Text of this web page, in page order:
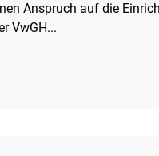
Anspruch auf die
VwGH...